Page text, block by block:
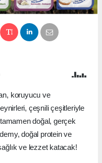
koruyucu ve
çeşnili çeşitleriyle
doğal, gerçek
doğal protein ve
ve lezzet katacak!